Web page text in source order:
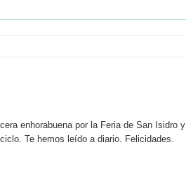
enhorabuena por la Feria de San Isidro y
Te hemos leído a diario. Felicidades.